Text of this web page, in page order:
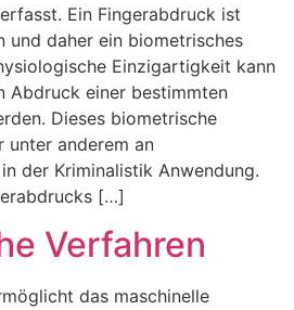
Ein Fingerabdruck ist
und daher ein biometrisches
Einzigartigkeit kann
Abdruck einer bestimmten
Dieses biometrische
unter anderem an
der Kriminalistik Anwendung.
[…]
Verfahren
das maschinelle